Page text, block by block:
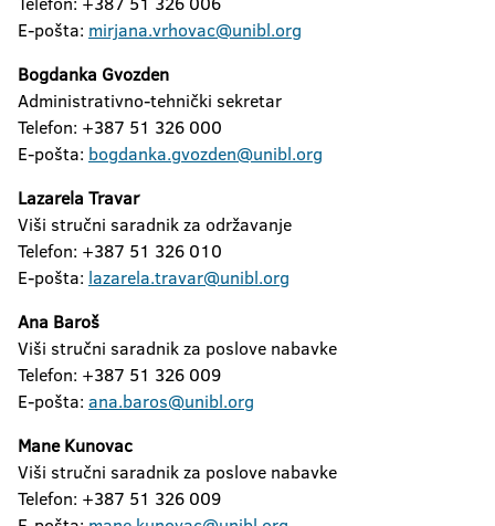
E-pošta: mirjana.vrhovac@unibl.org
Bogdanka Gvozden
Administrativno-tehnički sekretar
Telefon: +387 51 326 000
E-pošta: bogdanka.gvozden@unibl.org
Lazarela Travar
Viši stručni saradnik za održavanje
Telefon: +387 51 326 010
E-pošta: lazarela.travar@unibl.org
Ana Baroš
Viši stručni saradnik za poslove nabavke
Telefon: +387 51 326 009
E-pošta: ana.baros@unibl.org
Mane Kunovac
Viši stručni saradnik za poslove nabavke
Telefon: +387 51 326 009